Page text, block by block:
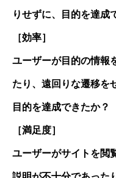
りせずに、目的を達成
［効率］
ユーザーが目的の情報
たり、遠回りな遷移を
目的を達成できたか？
［満足度］
ユーザーがサイトを閲